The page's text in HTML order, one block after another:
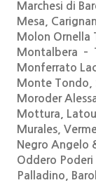
Marchesi di
Mesa,
Molon Ornella
Montalbera –
Monferrato
Monte Tondo,
Moroder
Mottura,
Murales,
Negro Angelo
Oddero Poderi
Palladino,